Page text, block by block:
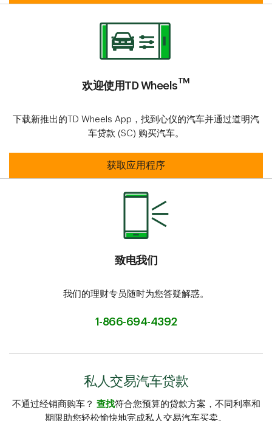
欢迎使用TD WheelsTM
下载新推出的TD Wheels App，找到心仪的汽车并通过道明汽
车贷款 (SC) 购买汽车。
欢迎使用TD WheelsTM
获取应用程序
致电我们
我们的理财专员随时为您答疑解惑。
1-866-694-4392
私人交易汽车贷款
不通过经销商购车？ 查找符合您预算的贷款方案，不同利率和
期限助您轻松愉快地完成私人交易汽车买卖。